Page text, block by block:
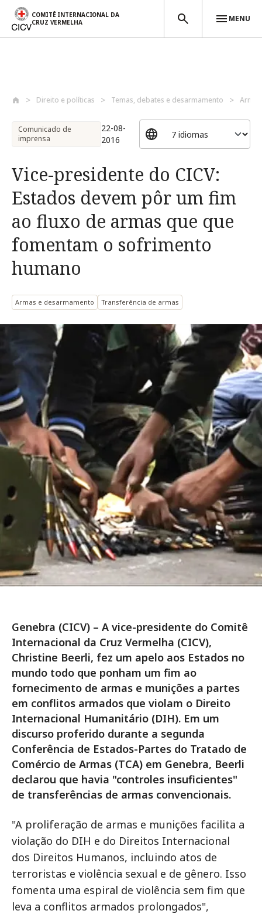
COMITÊ INTERNACIONAL DA
CRUZ VERMELHA
MENU
Direito e políticas Temas, debates e desarmamento
Comunicado de
imprensa
22-08-
2016
Vice-presidente do CICV:
Estados devem pôr um fim
ao fluxo de armas que que
fomentam o sofrimento
humano
Armas e desarmamento Transferência de armas
Genebra (CICV) – A vice-presidente do Comitê
Internacional da Cruz Vermelha (CICV),
Christine Beerli, fez um apelo aos Estados no
mundo todo que ponham um fim ao
fornecimento de armas e munições a partes
em conflitos armados que violam o Direito
Internacional Humanitário (DIH). Em um
discurso proferido durante a segunda
Conferência de Estados-Partes do Tratado de
Comércio de Armas (TCA) em Genebra, Beerli
declarou que havia "controles insuficientes"
de transferências de armas convencionais.
"A proliferação de armas e munições facilita a
violação do DIH e do Direitos Internacional
dos Direitos Humanos, incluindo atos de
terroristas e violência sexual e de gênero. Isso
fomenta uma espiral de violência sem fim que
leva a conflitos armados prolongados",